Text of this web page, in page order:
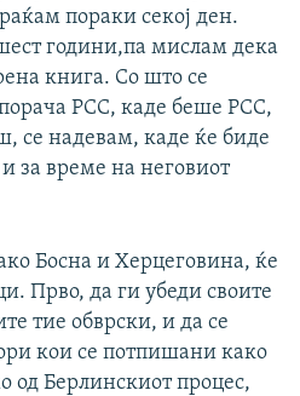
пораки секој ден.
години,па мислам дека
книга. Со што се
РСС, каде беше РСС,
се надевам, каде ќе биде
за време на неговиот
Босна и Херцеговина, ќе
Прво, да ги убеди своите
тие обврски, и да се
кои се потпишани како
од Берлинскиот процес,